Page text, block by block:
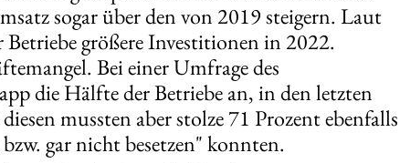
sogar über den von 2019 steigern. Laut
größere Investitionen in 2022.
Bei einer Umfrage des
die Hälfte der Betriebe an, in den letzten
mussten aber stolze 71 Prozent ebenfalls
gar nicht besetzen" konnten.